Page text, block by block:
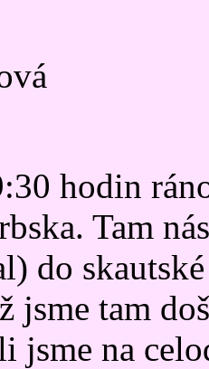
hodin
Tam
do
jsme tam
jsme na